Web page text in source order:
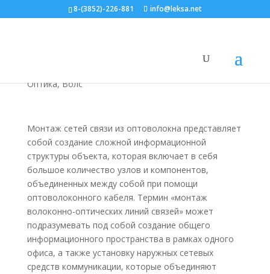
8-(3852)-226-881 info@leksa.net
оптических сетей связи
Оптика, Волс
Монтаж сетей связи из оптоволокна представляет
собой создание сложной информационной
структуры объекта, которая включает в себя
большое количество узлов и компонентов,
объединенных между собой при помощи
оптоволоконного кабеля. Термин «монтаж
волоконно-оптических линий связей» может
подразумевать под собой создание общего
информационного пространства в рамках одного
офиса, а также установку наружных сетевых
средств коммуникации, которые объединяют